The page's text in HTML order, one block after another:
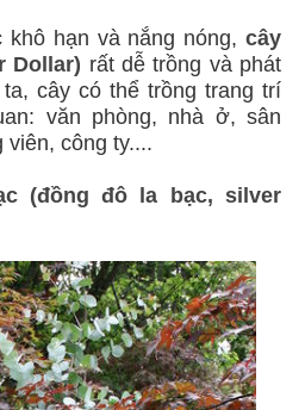
hạn và nắng nóng, cây
Dollar) rất dễ trồng và phát
cây có thể trồng trang trí
văn phòng, nhà ở, sân
công ty....
(đồng đô la bạc, silver